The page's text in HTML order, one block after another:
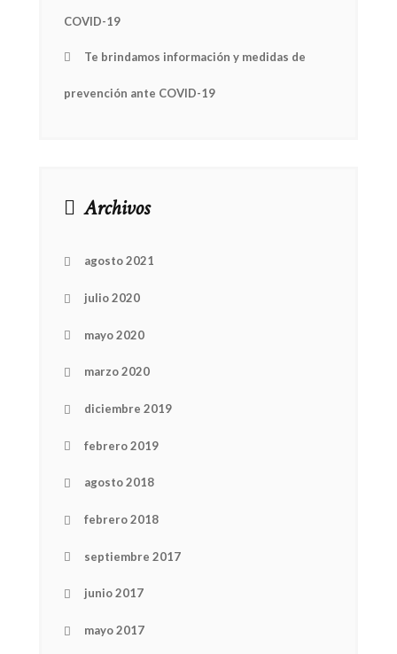
COVID-19
Te brindamos información y medidas de
prevención ante COVID-19
Archivos
agosto 2021
julio 2020
mayo 2020
marzo 2020
diciembre 2019
febrero 2019
agosto 2018
febrero 2018
septiembre 2017
junio 2017
mayo 2017